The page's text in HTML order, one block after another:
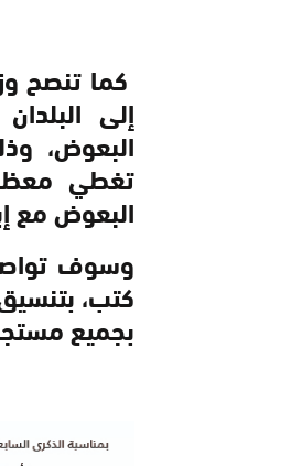
كما تنصح
إلى
البعوض،
تغطي
البعوض مع
وسوف تواصل
كتب،
بجميع